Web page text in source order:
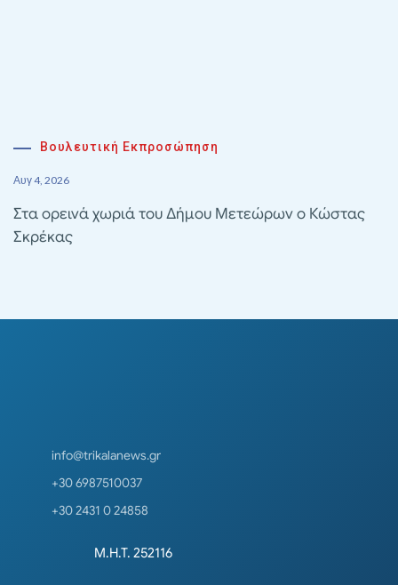
Βουλευτική Εκπροσώπηση
Αυγ 4, 2026
Στα ορεινά χωριά του Δήμου Μετεώρων ο Κώστας
Σκρέκας
info@trikalanews.gr
+30 6987510037
+30 2431 0 24858
Μ.Η.Τ. 252116